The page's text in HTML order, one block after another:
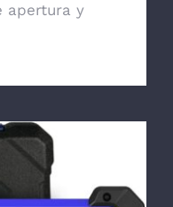
apertura y